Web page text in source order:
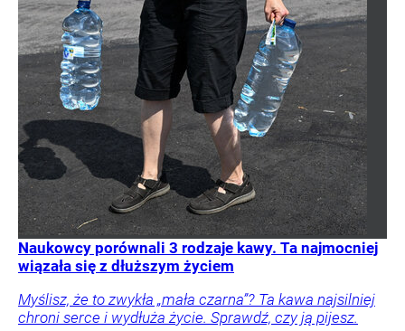
Naukowcy porównali 3 rodzaje kawy. Ta najmocniej
wiązała się z dłuższym życiem
Myślisz, że to zwykła „mała czarna”? Ta kawa najsilniej
chroni serce i wydłuża życie. Sprawdź, czy ją pijesz.